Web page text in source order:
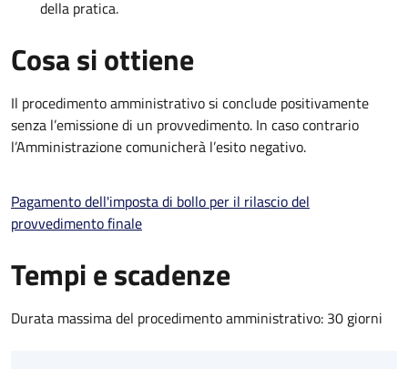
della pratica.
Cosa si ottiene
Il procedimento amministrativo si conclude positivamente
senza l’emissione di un provvedimento. In caso contrario
l’Amministrazione comunicherà l’esito negativo.
Pagamento dell'imposta di bollo per il rilascio del
provvedimento finale
Tempi e scadenze
Durata massima del procedimento amministrativo: 30 giorni